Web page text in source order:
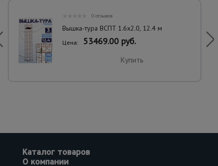
0 отзывов
Вышка-тура ВСПT 1.6х2.0, 12.4 м
Цена: 53469.00 руб.
Купить
Каталог товаров
О компании